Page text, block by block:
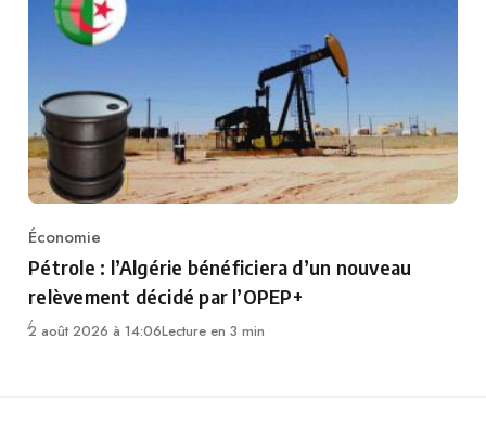
Category
Économie
Pétrole : l’Algérie bénéficiera d’un nouveau
relèvement décidé par l’OPEP+
2 août 2026 à 14:06Lecture en 3 min